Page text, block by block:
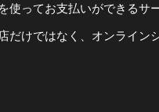
使ってお支払いができるサ
だけではなく、オンライン